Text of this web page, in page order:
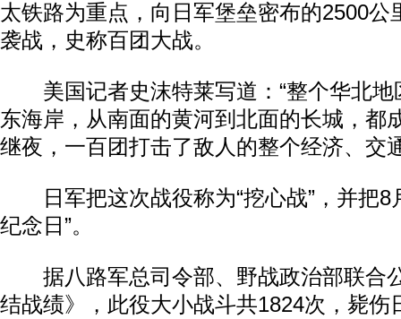
太铁路为重点，向日军堡垒密布的2500公
袭战，史称百团大战。
美国记者史沫特莱写道：“整个华北地
东海岸，从南面的黄河到北面的长城，都
继夜，一百团打击了敌人的整个经济、交
日军把这次战役称为“挖心战”，并把8
纪念日”。
据八路军总司令部、野战政治部联合
结战绩》，此役大小战斗共1824次，毙伤